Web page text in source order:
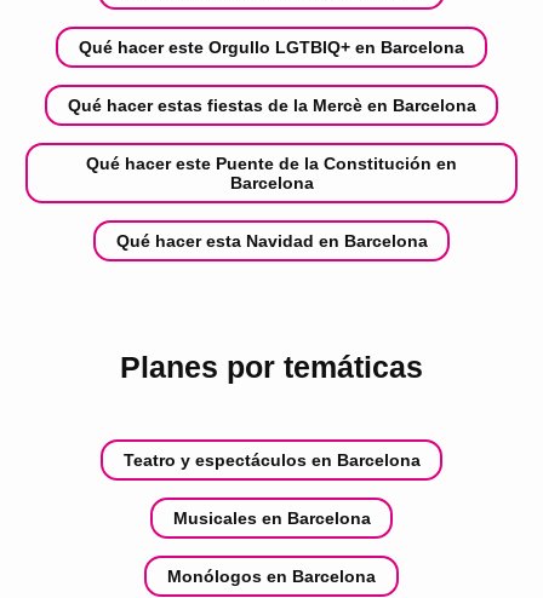
Qué hacer este Orgullo LGTBIQ+ en Barcelona
Qué hacer estas fiestas de la Mercè en Barcelona
Qué hacer este Puente de la Constitución en
Barcelona
Qué hacer esta Navidad en Barcelona
Planes por temáticas
Teatro y espectáculos en Barcelona
Musicales en Barcelona
Monólogos en Barcelona